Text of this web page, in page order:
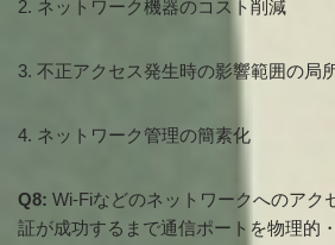
2. ネットワーク機器のコスト削減
3. 不正アクセス発生時の影響範囲の局
4. ネットワーク管理の簡素化
Q8: Wi-Fiなどのネットワークへのアク
証が成功するまで通信ポートを物理的